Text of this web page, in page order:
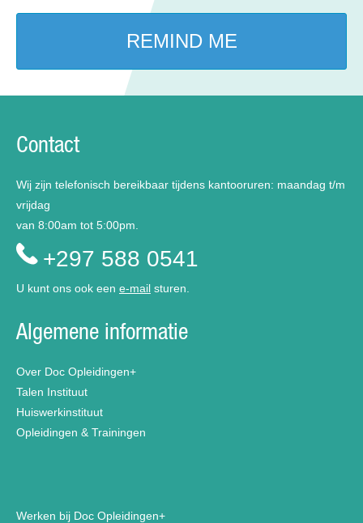
Contact
Wij zijn telefonisch bereikbaar tijdens kantooruren: maandag t/m
vrijdag
van 8:00am tot 5:00pm.
+297 588 0541
U kunt ons ook een e-mail sturen.
Algemene informatie
Over Doc Opleidingen+
Talen Instituut
Huiswerkinstituut
Opleidingen & Trainingen
Werken bij Doc Opleidingen+